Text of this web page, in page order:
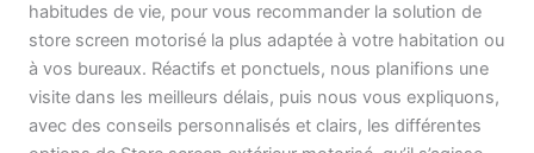
habitudes de vie, pour vous recommander la solution de
store screen motorisé la plus adaptée à votre habitation ou
à vos bureaux. Réactifs et ponctuels, nous planifions une
visite dans les meilleurs délais, puis nous vous expliquons,
avec des conseils personnalisés et clairs, les différentes